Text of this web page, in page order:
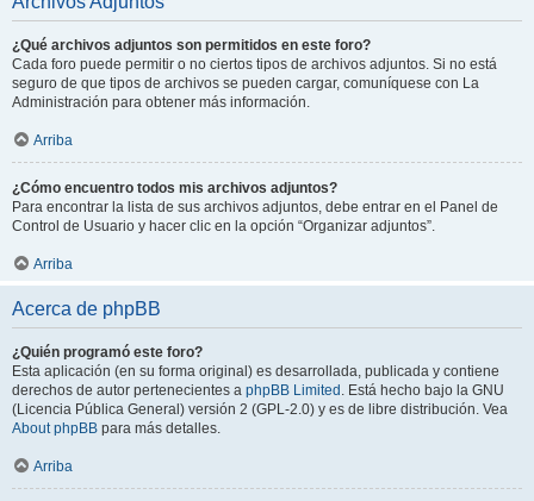
¿Qué archivos adjuntos son permitidos en este foro?
Cada foro puede permitir o no ciertos tipos de archivos adjuntos. Si no está
seguro de que tipos de archivos se pueden cargar, comuníquese con La
Administración para obtener más información.
Arriba
¿Cómo encuentro todos mis archivos adjuntos?
Para encontrar la lista de sus archivos adjuntos, debe entrar en el Panel de
Control de Usuario y hacer clic en la opción “Organizar adjuntos”.
Arriba
Acerca de phpBB
¿Quién programó este foro?
Esta aplicación (en su forma original) es desarrollada, publicada y contiene
derechos de autor pertenecientes a phpBB Limited . Está hecho bajo la GNU
(Licencia Pública General) versión 2 (GPL-2.0) y es de libre distribución. Vea
About phpBB para más detalles.
Arriba